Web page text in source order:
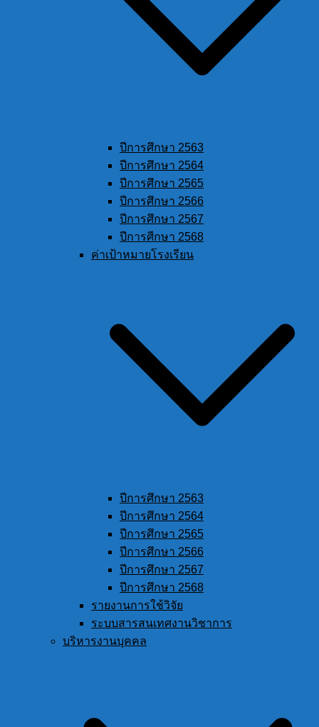
ปีการศึกษา 2563
ปีการศึกษา 2564
ปีการศึกษา 2565
ปีการศึกษา 2566
ปีการศึกษา 2567
ปีการศีกษา 2568
ค่าเป้าหมายโรงเรียน
ปีการศึกษา 2563
ปีการศึกษา 2564
ปีการศึกษา 2565
ปีการศึกษา 2566
ปีการศึกษา 2567
ปีการศึกษา 2568
รายงานการใช้วิจัย
ระบบสารสนเทศงานวิชาการ
บริหารงานบุคคล